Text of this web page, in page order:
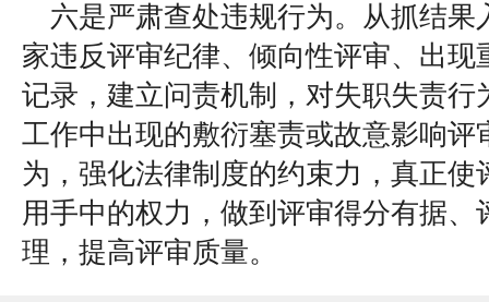
六是严肃查处违规行为。从抓结果
家违反评审纪律、倾向性评审、出现
记录，建立问责机制，对失职失责行
工作中出现的敷衍塞责或故意影响评
为，强化法律制度的约束力，真正使
用手中的权力，做到评审得分有据、
理，提高评审质量。